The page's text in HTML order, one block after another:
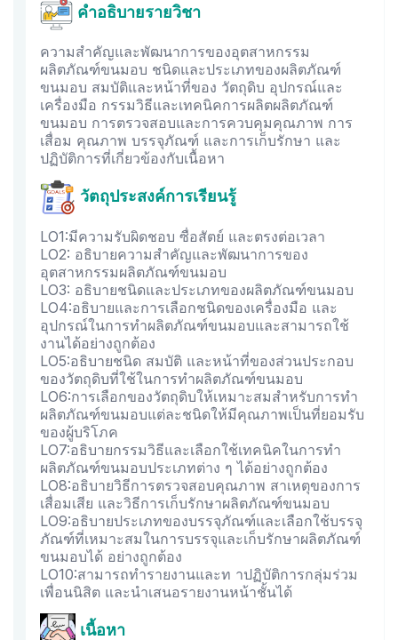
คำอธิบายรายวิชา
ความสำคัญและพัฒนาการของอุตสาหกรรม
ผลิตภัณฑ์ขนมอบ ชนิดและประเภทของผลิตภัณฑ์
ขนมอบ สมบัติและหน้าที่ของ วัตถุดิบ อุปกรณ์และ
เครื่องมือ กรรมวิธีและเทคนิคการผลิตผลิตภัณฑ์
ขนมอบ การตรวจสอบและการควบคุมคุณภาพ การ
เสื่อม คุณภาพ บรรจุภัณฑ์ และการเก็บรักษา และ
ปฏิบัติการที่เกี่ยวข้องกับเนื้อหา
วัตถุประสงค์การเรียนรู้
LO1:มีความรับผิดชอบ ซื่อสัตย์ และตรงต่อเวลา
LO2: อธิบายความสำคัญและพัฒนาการของ
อุตสาหกรรมผลิตภัณฑ์ขนมอบ
LO3: อธิบายชนิดและประเภทของผลิตภัณฑ์ขนมอบ
LO4:อธิบายและการเลือกชนิดของเครื่องมือ และ
อุปกรณ์ในการทำผลิตภัณฑ์ขนมอบและสามารถใช้
งานได้อย่างถูกต้อง
LO5:อธิบายชนิด สมบัติ และหน้าที่ของส่วนประกอบ
ของวัตถุดิบที่ใช้ในการทำผลิตภัณฑ์ขนมอบ
LO6:การเลือกของวัตถุดิบให้เหมาะสมสำหรับการทำ
ผลิตภัณฑ์ขนมอบแต่ละชนิดให้มีคุณภาพเป็นที่ยอมรับ
ของผู้บริโภค
LO7:อธิบายกรรมวิธีและเลือกใช้เทคนิคในการทำ
ผลิตภัณฑ์ขนมอบประเภทต่าง ๆ ได้อย่างถูกต้อง
LO8:อธิบายวิธีการตรวจสอบคุณภาพ สาเหตุของการ
เสื่อมเสีย และวิธีการเก็บรักษาผลิตภัณฑ์ขนมอบ
LO9:อธิบายประเภทของบรรจุภัณฑ์และเลือกใช้บรรจุ
ภัณฑ์ที่เหมาะสมในการบรรจุและเก็บรักษาผลิตภัณฑ์
ขนมอบได้ อย่างถูกต้อง
LO10:สามารถทำรายงานและท าปฏิบัติการกลุ่มร่วม
เพื่อนนิสิต และนำเสนอรายงานหน้าชั้นได้
เนื้อหา